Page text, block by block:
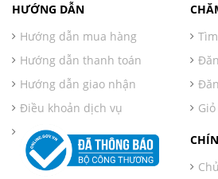
HƯỚNG DẪN
Hướng dẫn mua hàng
Hướng dẫn thanh toán
Hướng dẫn giao nhận
Điều khoản dịch vụ